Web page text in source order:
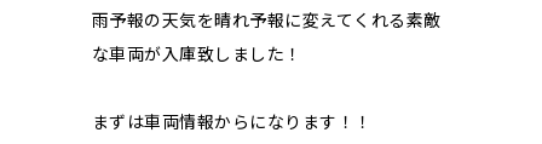
雨予報の天気を晴れ予報に変えてくれる素敵
な車両が入庫致しました！
まずは車両情報からになります！！